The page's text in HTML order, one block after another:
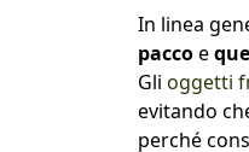
In linea
paccoe
Gli oggetti
evitando
perché